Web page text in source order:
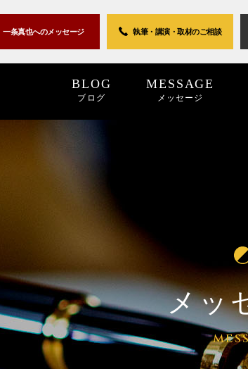
BLOG
ブログ
MESSAGE
メッセージ
一条真也へのメッセージ 執筆・講演・取材のご相談
メッ